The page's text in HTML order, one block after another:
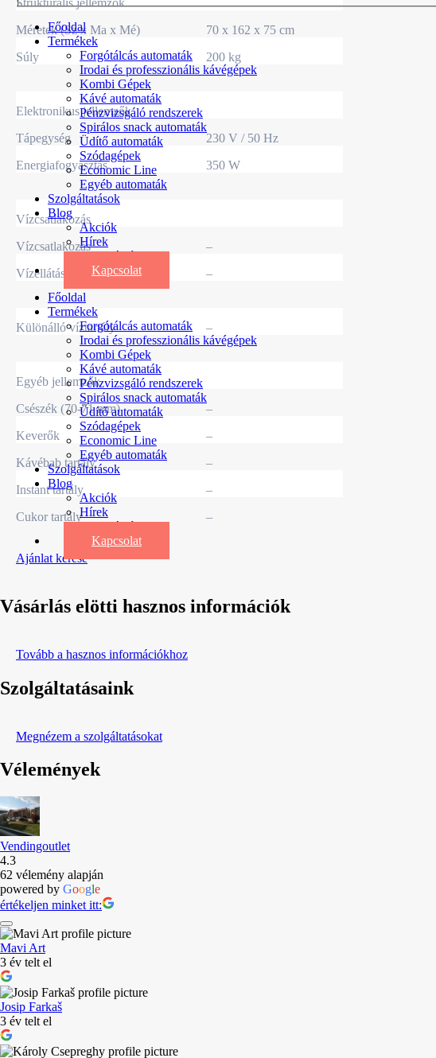
Főoldal
Termékek
Forgótálcás automaták
Irodai és professzionális kávégépek
Kombi Gépek
Kávé automaták
Pénzvizsgáló rendszerek
Spirálos snack automaták
Üdítő automaták
Szódagépek
Economic Line
Egyéb automaták
Szolgáltatások
Blog
Akciók
Hírek
Információk
Kapcsolat
Főoldal
Termékek
Forgótálcás automaták
Irodai és professzionális kávégépek
Kombi Gépek
Kávé automaták
Pénzvizsgáló rendszerek
Spirálos snack automaták
Üdítő automaták
Szódagépek
Economic Line
Egyéb automaták
Szolgáltatások
Blog
Akciók
Hírek
Információk
Kapcsolat
Strukturális jellemzők
Méretek (Sz x Ma x Mé)
70 x 162 x 75 cm
Súly
200 kg
Elektronikus jellemzők
Tápegység
230 V / 50 Hz
Energiafogyasztás
350 W
Vízcsatlakozás
Vízcsatlakozás
–
Vízellátás
–
Különálló víztartály –
Egyéb jellemzők
Csészék (70-71 mm)
–
Keverők
–
Kávébab tartály
–
Instant tartály
–
Cukor tartály
–
Ajánlat kérése
Vásárlás elötti hasznos információk
Tovább a hasznos információkhoz
Szolgáltatásaink
Megnézem a szolgáltatásokat
Vélemények
Vendingoutlet
4.3
62 vélemény alapján
powered by Google
értékeljen minket itt:
Mavi Art
3 év telt el
Josip Farkaš
3 év telt el